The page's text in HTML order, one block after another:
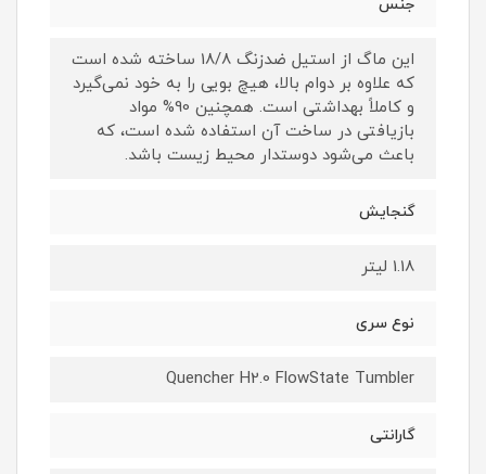
جنس
این ماگ از استیل ضدزنگ 18/8 ساخته شده است
که علاوه بر دوام بالا، هیچ بویی را به خود نمی‌گیرد
و کاملاً بهداشتی است. همچنین 90% مواد
بازیافتی در ساخت آن استفاده شده است، که
باعث می‌شود دوستدار محیط زیست باشد.
گنجایش
1.18 لیتر
نوع سری
Quencher H2.0 FlowState Tumbler
گارانتی